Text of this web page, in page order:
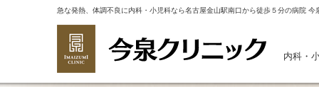
急な発熱、体調不良に内科・小児科なら名古屋金山駅南口から徒歩５分の病院 今
内科・